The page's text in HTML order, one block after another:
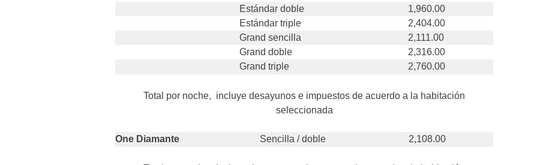
Estándar doble
1,960.00
Estándar triple
2,404.00
Grand sencilla
2,111.00
Grand doble
2,316.00
Grand triple
2,760.00
Total por noche, incluye desayunos e impuestos de acuerdo a la habitación
seleccionada
One Diamante Sencilla / doble 2,108.00